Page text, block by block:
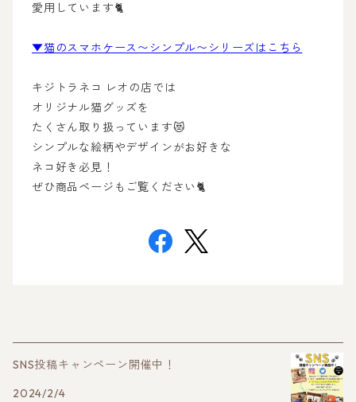
愛用しています🐈
▼猫のスマホケース〜シンプル〜シリーズはこちら
キジトラネコ レオの店では
オリジナル猫グッズを
たくさん取り扱っています😻
シンプルな絵柄やデザインがお好きな
ネコ好き必見！
ぜひ商品ページもご覧ください🐈
SNS投稿キャンペーン開催中！
2024/2/4